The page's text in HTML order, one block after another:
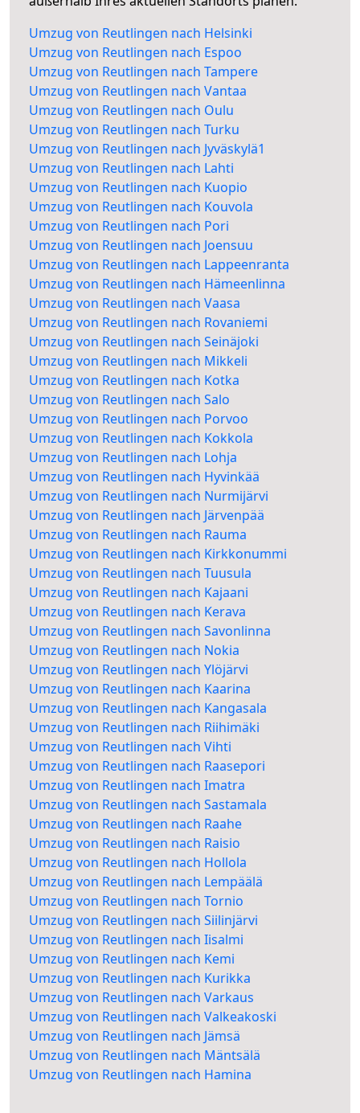
Umzug von Reutlingen nach Helsinki
Umzug von Reutlingen nach Espoo
Umzug von Reutlingen nach Tampere
Umzug von Reutlingen nach Vantaa
Umzug von Reutlingen nach Oulu
Umzug von Reutlingen nach Turku
Umzug von Reutlingen nach Jyväskylä1
Umzug von Reutlingen nach Lahti
Umzug von Reutlingen nach Kuopio
Umzug von Reutlingen nach Kouvola
Umzug von Reutlingen nach Pori
Umzug von Reutlingen nach Joensuu
Umzug von Reutlingen nach Lappeenranta
Umzug von Reutlingen nach Hämeenlinna
Umzug von Reutlingen nach Vaasa
Umzug von Reutlingen nach Rovaniemi
Umzug von Reutlingen nach Seinäjoki
Umzug von Reutlingen nach Mikkeli
Umzug von Reutlingen nach Kotka
Umzug von Reutlingen nach Salo
Umzug von Reutlingen nach Porvoo
Umzug von Reutlingen nach Kokkola
Umzug von Reutlingen nach Lohja
Umzug von Reutlingen nach Hyvinkää
Umzug von Reutlingen nach Nurmijärvi
Umzug von Reutlingen nach Järvenpää
Umzug von Reutlingen nach Rauma
Umzug von Reutlingen nach Kirkkonummi
Umzug von Reutlingen nach Tuusula
Umzug von Reutlingen nach Kajaani
Umzug von Reutlingen nach Kerava
Umzug von Reutlingen nach Savonlinna
Umzug von Reutlingen nach Nokia
Umzug von Reutlingen nach Ylöjärvi
Umzug von Reutlingen nach Kaarina
Umzug von Reutlingen nach Kangasala
Umzug von Reutlingen nach Riihimäki
Umzug von Reutlingen nach Vihti
Umzug von Reutlingen nach Raasepori
Umzug von Reutlingen nach Imatra
Umzug von Reutlingen nach Sastamala
Umzug von Reutlingen nach Raahe
Umzug von Reutlingen nach Raisio
Umzug von Reutlingen nach Hollola
Umzug von Reutlingen nach Lempäälä
Umzug von Reutlingen nach Tornio
Umzug von Reutlingen nach Siilinjärvi
Umzug von Reutlingen nach Iisalmi
Umzug von Reutlingen nach Kemi
Umzug von Reutlingen nach Kurikka
Umzug von Reutlingen nach Varkaus
Umzug von Reutlingen nach Valkeakoski
Umzug von Reutlingen nach Jämsä
Umzug von Reutlingen nach Mäntsälä
Umzug von Reutlingen nach Hamina